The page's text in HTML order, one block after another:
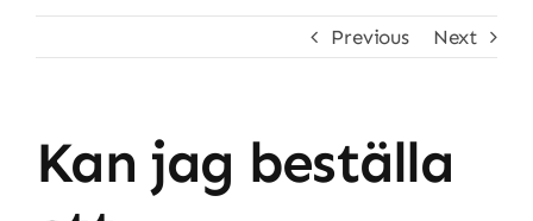
Previous Next
Kan jag beställa